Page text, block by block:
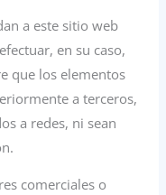
a este sitio web
en su caso,
que los elementos
a terceros,
a redes, ni sean
comerciales o